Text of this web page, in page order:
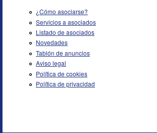
¿Cómo asociarse?
Servicios a asociados
Listado de asociados
Novedades
Tablón de anuncios
Aviso legal
Política de cookies
Política de privacidad